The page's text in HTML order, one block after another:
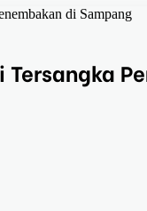
di Sampang